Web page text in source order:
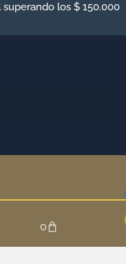
superando los $ 150.000
0